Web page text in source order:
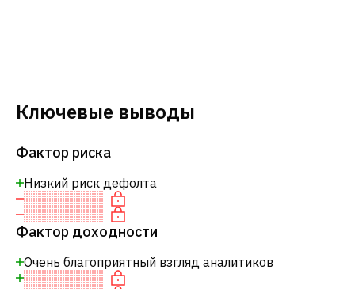
Ключевые выводы
Фактор риска
Низкий риск дефолта
Фактор доходности
Очень благоприятный взгляд аналитиков